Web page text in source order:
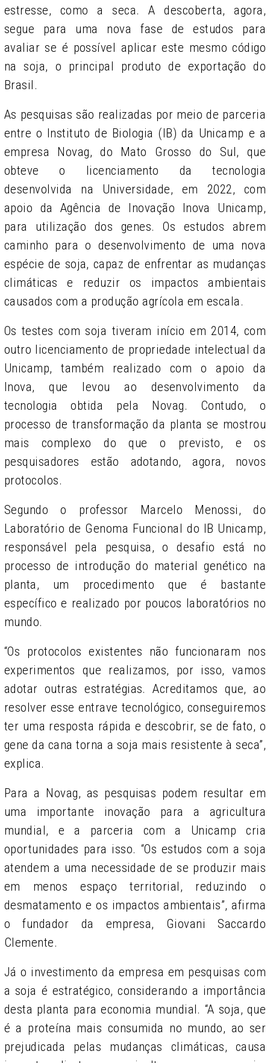
estresse, como a seca. A descoberta, agora,
segue para uma nova fase de estudos para
avaliar se é possível aplicar este mesmo código
na soja, o principal produto de exportação do
Brasil.
As pesquisas são realizadas por meio de parceria
entre o Instituto de Biologia (IB) da Unicamp e a
empresa Novag, do Mato Grosso do Sul, que
obteve o licenciamento da tecnologia
desenvolvida na Universidade, em 2022, com
apoio da Agência de Inovação Inova Unicamp,
para utilização dos genes. Os estudos abrem
caminho para o desenvolvimento de uma nova
espécie de soja, capaz de enfrentar as mudanças
climáticas e reduzir os impactos ambientais
causados com a produção agrícola em escala.
Os testes com soja tiveram início em 2014, com
outro licenciamento de propriedade intelectual da
Unicamp, também realizado com o apoio da
Inova, que levou ao desenvolvimento da
tecnologia obtida pela Novag. Contudo, o
processo de transformação da planta se mostrou
mais complexo do que o previsto, e os
pesquisadores estão adotando, agora, novos
protocolos.
Segundo o professor Marcelo Menossi, do
Laboratório de Genoma Funcional do IB Unicamp,
responsável pela pesquisa, o desafio está no
processo de introdução do material genético na
planta, um procedimento que é bastante
específico e realizado por poucos laboratórios no
mundo.
“Os protocolos existentes não funcionaram nos
experimentos que realizamos, por isso, vamos
adotar outras estratégias. Acreditamos que, ao
resolver esse entrave tecnológico, conseguiremos
ter uma resposta rápida e descobrir, se de fato, o
gene da cana torna a soja mais resistente à seca”,
explica.
Para a Novag, as pesquisas podem resultar em
uma importante inovação para a agricultura
mundial, e a parceria com a Unicamp cria
oportunidades para isso. “Os estudos com a soja
atendem a uma necessidade de se produzir mais
em menos espaço territorial, reduzindo o
desmatamento e os impactos ambientais”, afirma
o fundador da empresa, Giovani Saccardo
Clemente.
Já o investimento da empresa em pesquisas com
a soja é estratégico, considerando a importância
desta planta para economia mundial. “A soja, que
é a proteína mais consumida no mundo, ao ser
prejudicada pelas mudanças climáticas, causa